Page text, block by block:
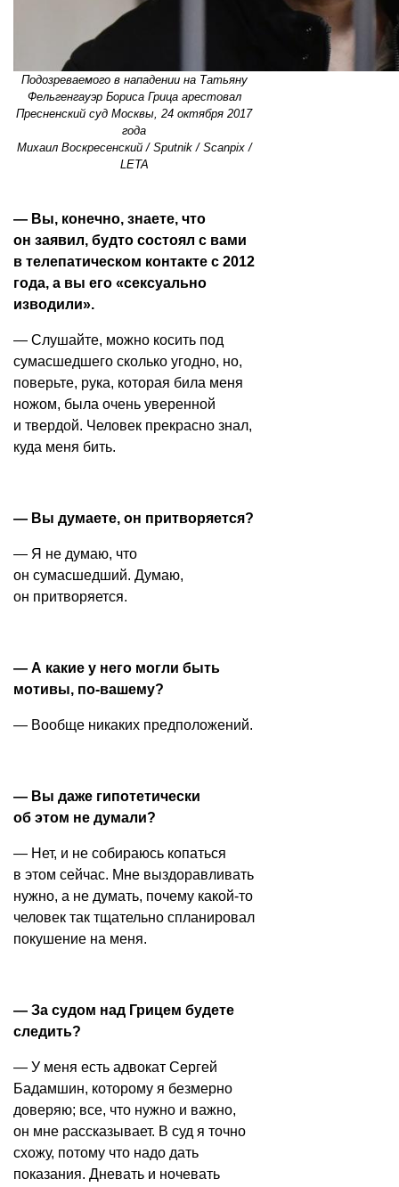
Подозреваемого в нападении на Татьяну
Фельгенгауэр Бориса Грица арестовал
Пресненский суд Москвы, 24 октября 2017
года
Михаил Воскресенский / Sputnik / Scanpix /
LETA
— Вы, конечно, знаете, что
он заявил, будто состоял с вами
в телепатическом контакте с 2012
года, а вы его «сексуально
изводили».
— Слушайте, можно косить под
сумасшедшего сколько угодно, но,
поверьте, рука, которая била меня
ножом, была очень уверенной
и твердой. Человек прекрасно знал,
куда меня бить.
— Вы думаете, он притворяется?
— Я не думаю, что
он сумасшедший. Думаю,
он притворяется.
— А какие у него могли быть
мотивы, по-вашему?
— Вообще никаких предположений.
— Вы даже гипотетически
об этом не думали?
— Нет, и не собираюсь копаться
в этом сейчас. Мне выздоравливать
нужно, а не думать, почему какой-то
человек так тщательно спланировал
покушение на меня.
— За судом над Грицем будете
следить?
— У меня есть адвокат Сергей
Бадамшин, которому я безмерно
доверяю; все, что нужно и важно,
он мне рассказывает. В суд я точно
схожу, потому что надо дать
показания. Дневать и ночевать